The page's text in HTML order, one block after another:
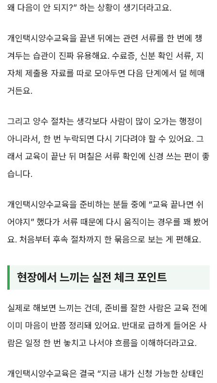
왜 다음이 안 되지?” 하는 상황이 생기더라고요.
개인택시양수교육을 끝낸 뒤에는 관련 서류를 한 번에 챙
겨두는 습관이 진짜 유용해요. 수료증, 신분 확인 서류, 지
자체 제출용 자료를 따로 모아두면 다음 단계에서 덜 헤매
거든요.
그리고 양수 절차는 생각보다 사람이 많이 오가는 행정이
아니라서, 한 번 누락되면 다시 기다려야 할 수 있어요. 그
래서 교육이 끝난 뒤 며칠은 서류 확인에 신경 쓰는 편이 좋
습니다.
개인택시양수교육을 준비하는 분들 중에 “교육 끝나면 쉬
어야지” 했다가 서류 때문에 다시 움직이는 경우를 꽤 봤어
요. 처음부터 후속 절차까지 한 묶음으로 보는 게 편해요.
현장에서 느끼는 실전 체크 포인트
실제로 해보면 느끼는 건데, 준비를 잘한 사람은 교육 전에
이미 마음이 반쯤 정리돼 있어요. 반대로 급하게 들어온 사
람은 일정 한 번 놓치고 나서야 흐름을 이해하더라고요.
개인택시양수교육은 결국 “지금 내가 신청 가능한 상태인